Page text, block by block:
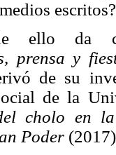
escritos?
de ello da
prensa y
de su
de la
cholo en
Poder